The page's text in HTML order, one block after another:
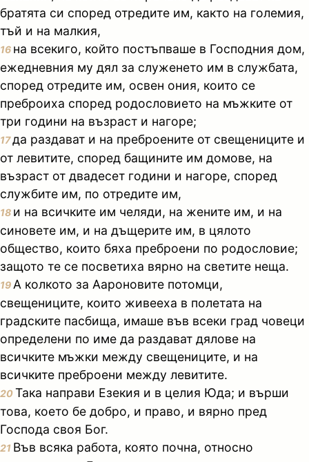
братята си според отредите им, както на големия,
тъй и на малкия,
16 на всекиго, който постъпваше в Господния дом,
ежедневния му дял за служенето им в службата,
според отредите им, освен ония, които се
преброиха според родословието на мъжките от
три години на възраст и нагоре;
17да раздават и на преброените от свещениците и
от левитите, според бащините им домове, на
възраст от двадесет години и нагоре, според
службите им, по отредите им,
18 и на всичките им челяди, на жените им, и на
синовете им, и на дъщерите им, в цялото
общество, които бяха преброени по родословие;
защото те се посветиха вярно на светите неща.
19 А колкото за Аароновите потомци,
свещениците, които живееха в полетата на
градските пасбища, имаше във всеки град човеци
определени по име да раздават дялове на
всичките мъжки между свещениците, и на
всичките преброени между левитите.
20Така направи Езекия и в целия Юда; и върши
това, което бе добро, и право, и вярно пред
Господа своя Бог.
21 Във всяка работа, която почна, относно